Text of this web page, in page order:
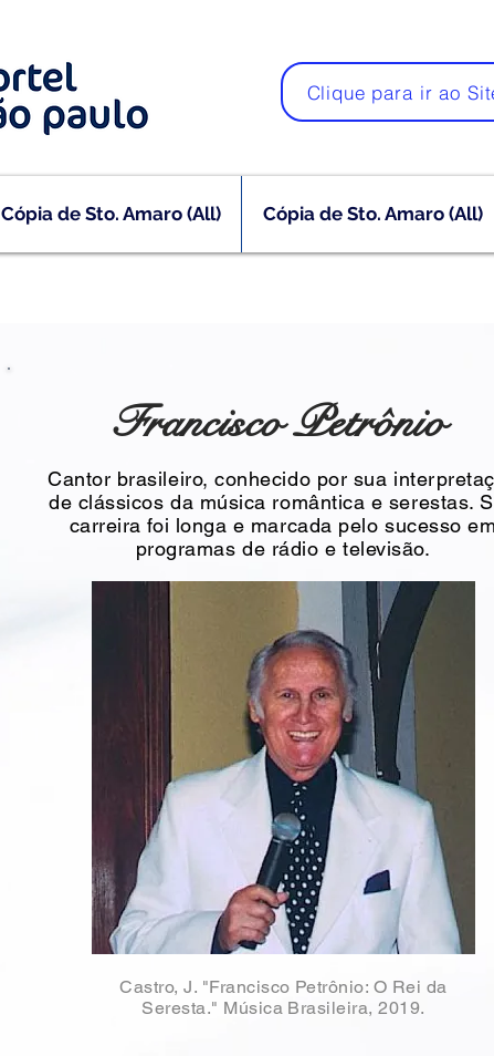
Clique para ir ao
Cópia de Sto. Amaro (All) Cópia de Sto. Amaro (All)
Francisco Petrônio
Cantor brasileiro, conhecido por sua
de clássicos da música romântica e serestas.
carreira foi longa e marcada pelo sucesso em
programas de rádio e televisão.
Castro, J. "Francisco Petrônio: O Rei da
Seresta." Música Brasileira, 2019.